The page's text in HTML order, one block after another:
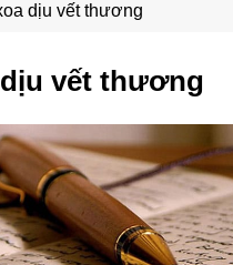
dịu vết thương
vết thương